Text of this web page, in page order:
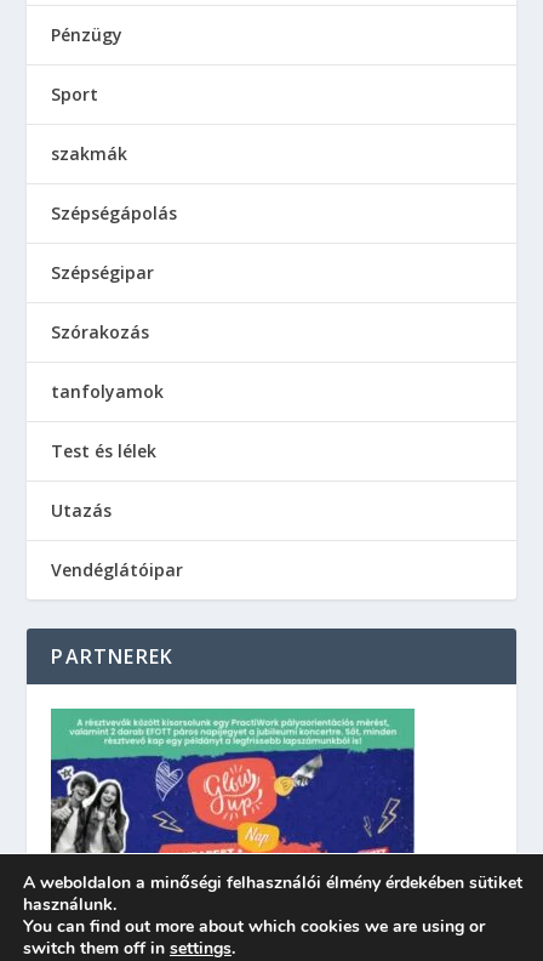
Pénzügy
Sport
szakmák
Szépségápolás
Szépségipar
Szórakozás
tanfolyamok
Test és lélek
Utazás
Vendéglátóipar
PARTNEREK
A weboldalon a minőségi felhasználói élmény érdekében sütiket
használunk.
You can find out more about which cookies we are using or
switch them off in settings.